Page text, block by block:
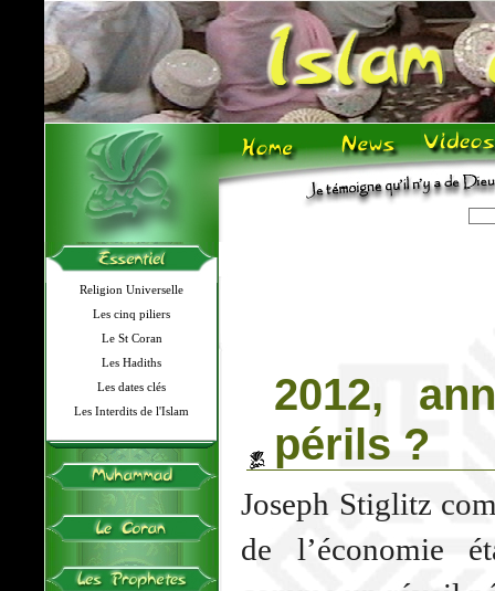
Religion Universelle
Les cinq piliers
Le St Coran
Les Hadiths
Les dates clés
Les Interdits de l'Islam
2012,
périls ?
Joseph Stiglitz
de l’économie